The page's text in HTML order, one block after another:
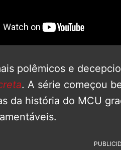
polêmicos e
. A série começou
da história do MCU